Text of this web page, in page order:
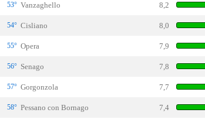
53° Vanzaghello 8,2
54° Cisliano 8,0
55° Opera 7,9
56° Senago 7,8
57° Gorgonzola 7,7
58° Pessano con Bornago 7,4